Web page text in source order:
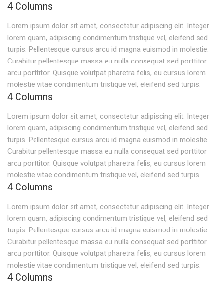
4 Columns
Lorem ipsum dolor sit amet, consectetur adipiscing elit. Integer
lorem quam, adipiscing condimentum tristique vel, eleifend sed
turpis. Pellentesque cursus arcu id magna euismod in molestie.
Curabitur pellentesque massa eu nulla consequat sed porttitor
arcu porttitor. Quisque volutpat pharetra felis, eu cursus lorem
molestie vitae condimentum tristique vel, eleifend sed turpis.
4 Columns
Lorem ipsum dolor sit amet, consectetur adipiscing elit. Integer
lorem quam, adipiscing condimentum tristique vel, eleifend sed
turpis. Pellentesque cursus arcu id magna euismod in molestie.
Curabitur pellentesque massa eu nulla consequat sed porttitor
arcu porttitor. Quisque volutpat pharetra felis, eu cursus lorem
molestie vitae condimentum tristique vel, eleifend sed turpis.
4 Columns
Lorem ipsum dolor sit amet, consectetur adipiscing elit. Integer
lorem quam, adipiscing condimentum tristique vel, eleifend sed
turpis. Pellentesque cursus arcu id magna euismod in molestie.
Curabitur pellentesque massa eu nulla consequat sed porttitor
arcu porttitor. Quisque volutpat pharetra felis, eu cursus lorem
molestie vitae condimentum tristique vel, eleifend sed turpis.
4 Columns